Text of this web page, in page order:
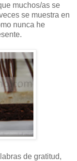
muchos/as se
se muestra en
nunca he
de gratitud,